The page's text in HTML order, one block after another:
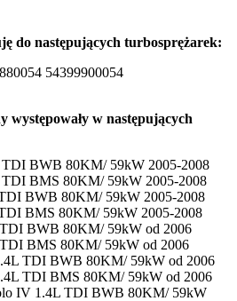
do następujących turbosprężarek:
54399900054
występowały w następujących
TDI BWB 80KM/ 59kW 2005-2008
TDI BMS 80KM/ 59kW 2005-2008
BWB 80KM/ 59kW 2005-2008
BMS 80KM/ 59kW 2005-2008
BWB 80KM/ 59kW od 2006
BMS 80KM/ 59kW od 2006
TDI BWB 80KM/ 59kW od 2006
TDI BMS 80KM/ 59kW od 2006
IV 1.4L TDI BWB 80KM/ 59kW